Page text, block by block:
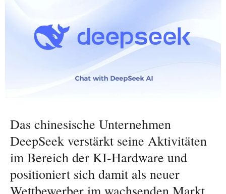
Das chinesische Unternehmen
DeepSeek verstärkt seine Aktivitäten
im Bereich der KI-Hardware und
positioniert sich damit als neuer
Wettbewerber im wachsenden Markt